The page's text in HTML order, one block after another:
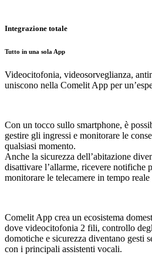
Integrazione totale
Tutto in una sola App
Videocitofonia, videosorveglianza,
uniscono nella Comelit App per
Con un tocco sullo smartphone, è
gestire gli ingressi e monitorare le
qualsiasi momento.
Anche la sicurezza dell’abitazione
disattivare l’allarme, ricevere notifiche
monitorare le telecamere in tempo
Comelit App crea un ecosistema
dove videocitofonia 2 fili, controllo
domotiche e sicurezza diventano gesti
con i principali assistenti vocali.